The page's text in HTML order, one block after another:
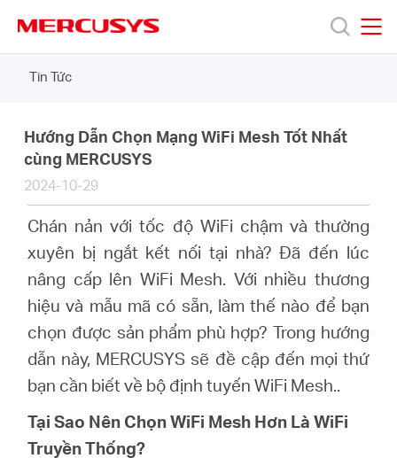
navigation
phẩm
Tin Tức
Hướng Dẫn Chọn Mạng WiFi Mesh Tốt Nhất
cùng MERCUSYS
2024-10-29
Chán nản với tốc độ WiFi chậm và thường
xuyên bị ngắt kết nối tại nhà? Đã đến lúc
nâng cấp lên WiFi Mesh. Với nhiều thương
hiệu và mẫu mã có sẵn, làm thế nào để bạn
chọn được sản phẩm phù hợp? Trong hướng
dẫn này, MERCUSYS sẽ đề cập đến mọi thứ
bạn cần biết về bộ định tuyến WiFi Mesh..
Tại Sao Nên Chọn WiFi Mesh Hơn Là WiFi
Truyền Thống?